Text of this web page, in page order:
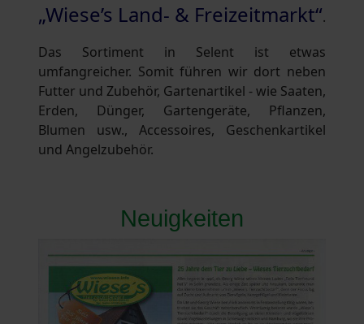
„Wiese’s Land- & Freizeitmarkt“.
Das Sortiment in Selent ist etwas
umfangreicher. Somit führen wir dort neben
Futter und Zubehör, Gartenartikel - wie Saaten,
Erden, Dünger, Gartengeräte, Pflanzen,
Blumen usw., Accessoires, Geschenkartikel
und Angelzubehör.
Neuigkeiten